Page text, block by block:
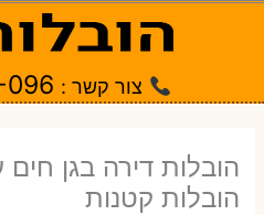
צור קשר :
הובלות דירה בגן חים
הובלות קטנות